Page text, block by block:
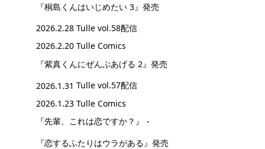
『桐島くんはいじめたい 3』 発売
2026.2.28 Tulle vol.58配信
2026.2.20 Tulle Comics
『紫真くんにぜんぶあげる 2』 発売
2026.1.31 Tulle vol.57配信
2026.1.23 Tulle Comics
『先輩、これは恋ですか？』
・
『恋するふたりはウラがある』 発売